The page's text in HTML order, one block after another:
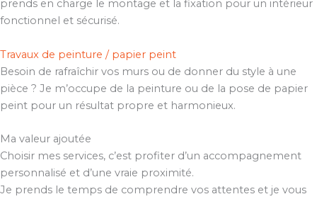
prends en charge le montage et la fixation pour un intérieur
fonctionnel et sécurisé.
Travaux de peinture / papier peint
Besoin de rafraîchir vos murs ou de donner du style à une
pièce ? Je m’occupe de la peinture ou de la pose de papier
peint pour un résultat propre et harmonieux.
Ma valeur ajoutée
Choisir mes services, c’est profiter d’un accompagnement
personnalisé et d’une vraie proximité.
Je prends le temps de comprendre vos attentes et je vous